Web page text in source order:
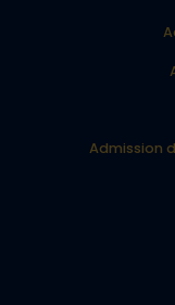
Admission